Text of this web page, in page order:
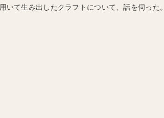
いて生み出したクラフトについて、話を伺った。